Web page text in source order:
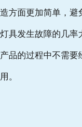
方面更加简单，避
具发生故障的几率
品的过程中不需要
。